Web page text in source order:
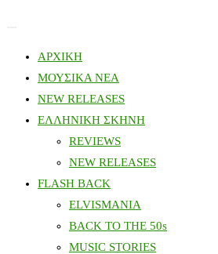
ΑΡΧΙΚΗ
ΜΟΥΣΙΚΑ ΝΕΑ
NEW RELEASES
ΕΛΛΗΝΙΚΗ ΣΚΗΝΗ
REVIEWS
NEW RELEASES
FLASH BACK
ELVISMANIA
BACK TO THE 50s
MUSIC STORIES